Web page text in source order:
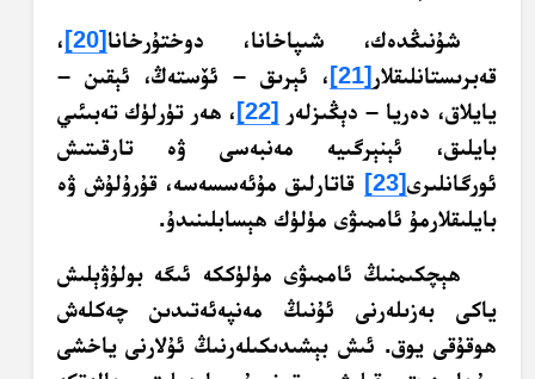
شۇنىڭدەك، شىپاخانا، دوختۇرخانا [20]
،
قەبرىستانلىقلار [21]
، ئېرىق – ئۆستەڭ، ئېقىن –
يايلاق، دەريا – دېڭىزلەر [22]
، ھەر تۈرلۈك تەبىئىي
بايلىق، ئېنېرگىيە مەنبەسى ۋە تارقىتىش
ئورگانلىرى[23]
قاتارلىق مۇئەسسەسە، قۇرۇلۇش ۋە
بايلىقلارمۇ ئاممىۋى مۈلۈك ھېسابلىنىدۇ.
ھېچكىمنىڭ ئاممىۋى مۈلۈككە ئىگە بولۇۋېلىش
ياكى بەزىلەرنى ئۇنىڭ مەنپەئەتىدىن چەكلەش
ھوقۇقى يوق. ئىش بېشىدىكىلەرنىڭ ئۇلارنى ياخشى